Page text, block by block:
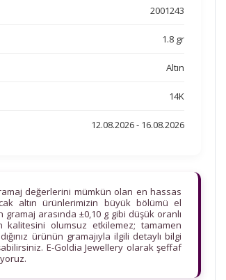
2001243
1.8 gr
Altın
14K
12.08.2026 - 16.08.2026
değerlerini mümkün olan en hassas
altın ürünlerimizin büyük bölümü el
arasında ±0,10 g gibi düşük oranlı
kalitesini olumsuz etkilemez; tamamen
ürünün gramajıyla ilgili detaylı bilgi
E-Goldia Jewellery olarak şeffaf